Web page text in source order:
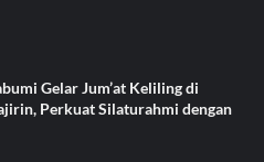
Gelar Jum’at Keliling di
Perkuat Silaturahmi dengan